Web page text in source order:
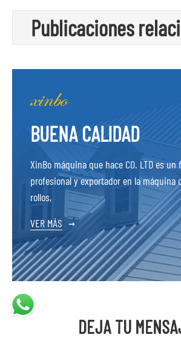
Publicaciones
BUENA CALIDAD
XinBo máquina que hace CO. LTD es
profesional y exportador en la máquina
rollos,
VER MÁS →
DEJA TU